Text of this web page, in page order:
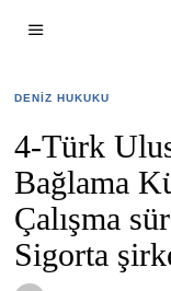
DENIZ HUKUKU
4-Türk
Bağlama
Çalışma
Sigorta